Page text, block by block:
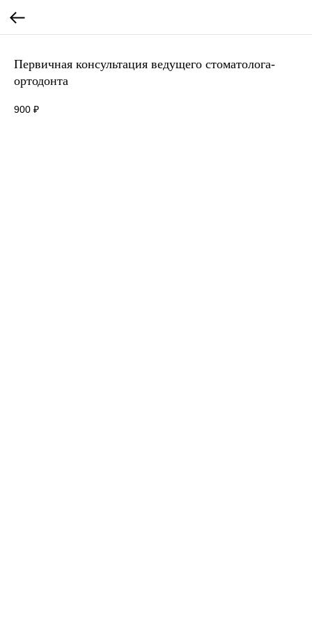
Первичная консультация ведущего стоматолога-
ортодонта
900 ₽